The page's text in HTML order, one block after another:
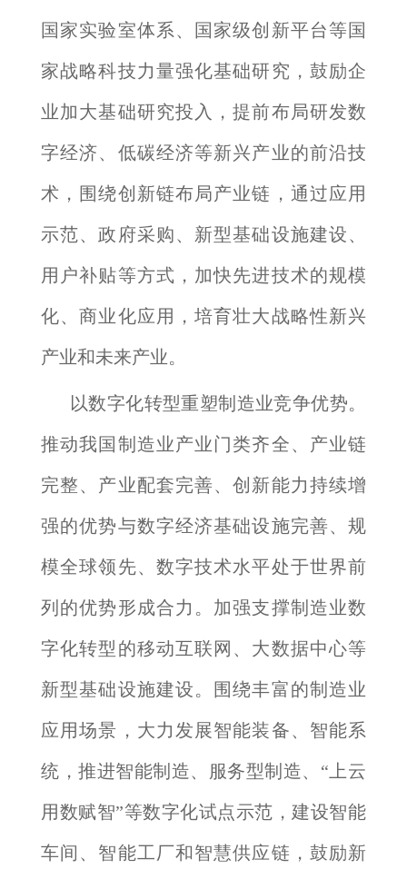
国家实验室体系、国家级创新平台等国
家战略科技力量强化基础研究，鼓励企
业加大基础研究投入，提前布局研发数
字经济、低碳经济等新兴产业的前沿技
术，围绕创新链布局产业链，通过应用
示范、政府采购、新型基础设施建设、
用户补贴等方式，加快先进技术的规模
化、商业化应用，培育壮大战略性新兴
产业和未来产业。
以数字化转型重塑制造业竞争优势。
推动我国制造业产业门类齐全、产业链
完整、产业配套完善、创新能力持续增
强的优势与数字经济基础设施完善、规
模全球领先、数字技术水平处于世界前
列的优势形成合力。加强支撑制造业数
字化转型的移动互联网、大数据中心等
新型基础设施建设。围绕丰富的制造业
应用场景，大力发展智能装备、智能系
统，推进智能制造、服务型制造、“上云
用数赋智”等数字化试点示范，建设智能
车间、智能工厂和智慧供应链，鼓励新